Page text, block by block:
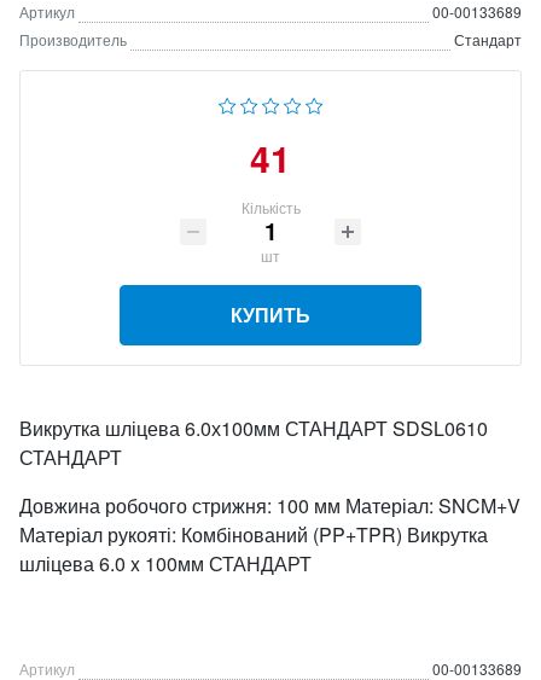
Артикул
00-00133689
Производитель
Стандарт
41
Кількість
шт
КУПИТЬ
Викрутка шліцева 6.0х100мм СТАНДАРТ SDSL0610
СТАНДАРТ
Довжина робочого стрижня: 100 мм Матеріал: SNCM+V
Матеріал рукояті: Комбінований (PP+TPR) Викрутка
шліцева 6.0 x 100мм СТАНДАРТ
Артикул
00-00133689